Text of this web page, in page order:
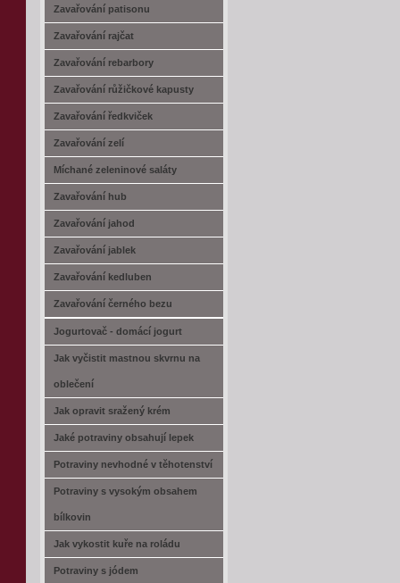
Zavařování patisonu
Zavařování rajčat
Zavařování rebarbory
Zavařování růžičkové kapusty
Zavařování ředkviček
Zavařování zelí
Míchané zeleninové saláty
Zavařování hub
Zavařování jahod
Zavařování jablek
Zavařování kedluben
Zavařování černého bezu
Jogurtovač - domácí jogurt
Jak vyčistit mastnou skvrnu na
oblečení
Jak opravit sražený krém
Jaké potraviny obsahují lepek
Potraviny nevhodné v těhotenství
Potraviny s vysokým obsahem
bílkovin
Jak vykostit kuře na roládu
Potraviny s jódem